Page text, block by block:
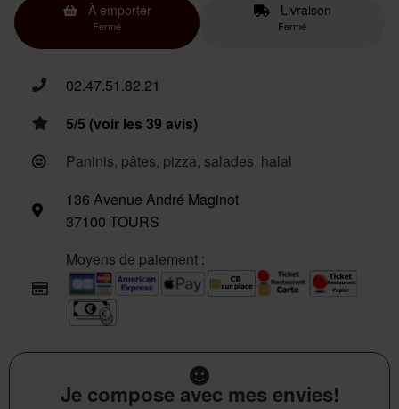
À emporter
Fermé
Livraison
Fermé
02.47.51.82.21
5/5 (voir les 39 avis)
Paninis, pâtes, pizza, salades, halal
136 Avenue André Maginot
37100 TOURS
Moyens de paiement :
Je compose avec mes envies!